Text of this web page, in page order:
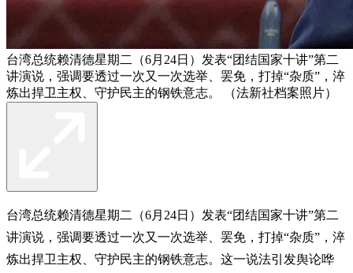
台湾总统赖清德星期二（6月24日）发表“团结国家十讲”第二
讲演说，强调要透过一次又一次选举、罢免，打掉“杂质”，淬
炼出捍卫主权、守护民主的钢铁意志。 （法新社档案照片）
台湾总统赖清德星期二（6月24日）发表“团结国家十讲”第二
讲演说，强调要透过一次又一次选举、罢免，打掉“杂质”，淬
炼出捍卫主权、守护民主的钢铁意志。这一说法引发舆论哗